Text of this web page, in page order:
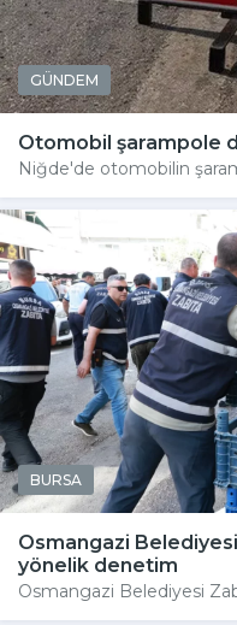
GÜNDEM
Otomobil şarampole
Niğde'de otomobilin
BURSA
Osmangazi
yönelik denetim
Osmangazi Belediyesi